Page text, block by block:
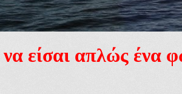
να είσαι απλώς ένα